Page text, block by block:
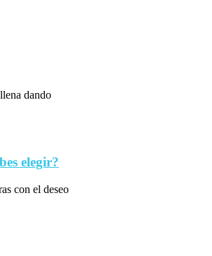
dando
elegir?
con el deseo